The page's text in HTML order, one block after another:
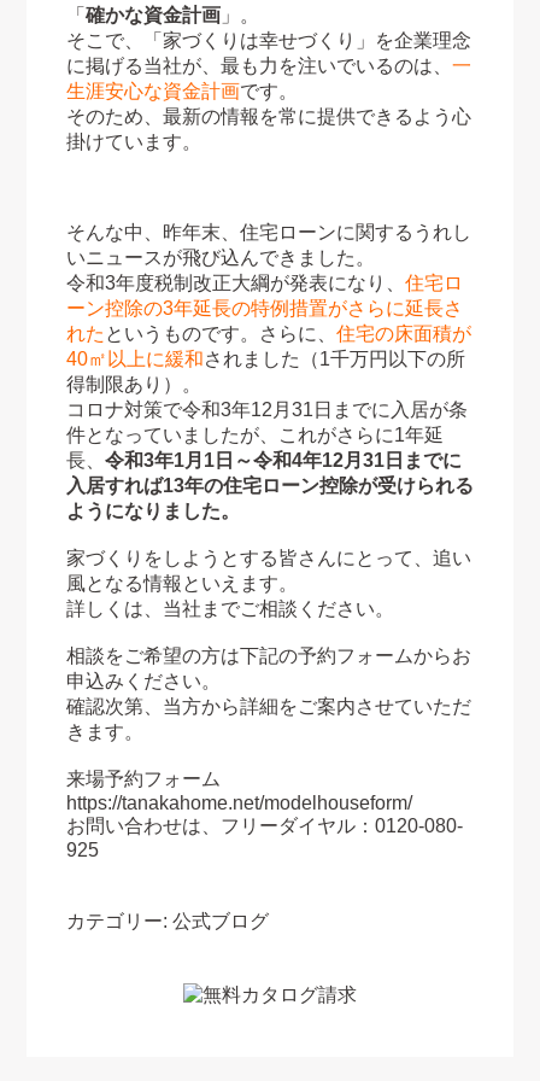
「 確かな資金計画」。
そこで、「家づくりは幸せづくり」を企業理念
に掲げる当社が、最も力を注いでいるのは、 一
生涯安心な資金計画です。
そのため、最新の情報を常に提供できるよう心
掛けています。
そんな中、昨年末、住宅ローンに関するうれし
いニュースが飛び込んできました。
令和3年度税制改正大綱が発表になり、 住宅ロ
ーン控除の3年延長の特例措置がさらに延長さ
れた というものです。さらに、 住宅の床面積が
40㎡以上に緩和されました（1千万円以下の所
得制限あり）。
コロナ対策で令和3年12月31日までに入居が条
件となっていましたが、これがさらに1年延
長、 令和3年1月1日～令和4年12月31日までに
入居すれば13年の住宅ローン控除が受けられる
ようになりました。
家づくりをしようとする皆さんにとって、追い
風となる情報といえます。
詳しくは、当社までご相談ください。
相談をご希望の方は下記の予約フォームからお
申込みください。
確認次第、当方から詳細をご案内させていただ
きます。
来場予約フォーム
https://tanakahome.net/modelhouseform/
お問い合わせは、フリーダイヤル：0120-080-
925
カテゴリー: 公式ブログ